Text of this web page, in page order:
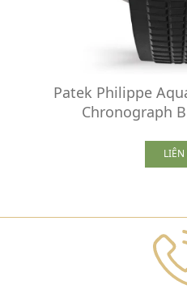
Patek Philippe
Chronograph
LIÊN